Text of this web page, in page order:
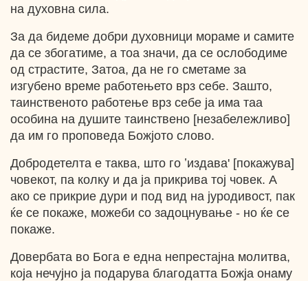
на духовна сила.
За да бидеме добри духовници мораме и самите
да се збогатиме, a тоа значи, да се ослободиме
од страстите, Затоа, да не го сметаме за
изгубено време работењето врз себе. Зашто,
таинственото работење врз себе ја има таа
особина на душите таинствено [незабележливо]
да им го проповеда Божјото слово.
Добродетелта е таква, што го ʽиздаваʹ [покажува]
човекот, па колку и да ја прикрива тој човек. А
ако се прикрие дури и под вид на јуродивост, пак
ќе се покаже, можеби со задоцнување - но ќе се
покаже.
Довербата во Бога е една непрестајна молитва,
која нечујно ја подарува благодатта Божја онаму